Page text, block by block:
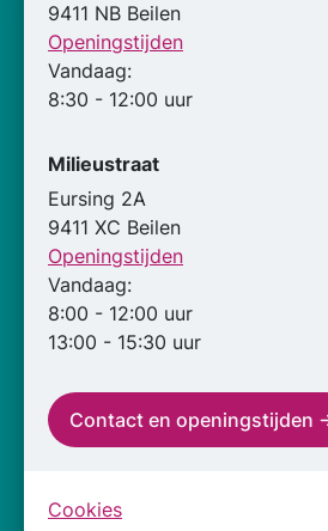
9411 NB Beilen
Openingstijden
Vandaag:
8:30 - 12:00 uur
Milieustraat
Eursing 2A
9411 XC Beilen
Openingstijden
Vandaag:
8:00 - 12:00 uur
13:00 - 15:30 uur
Contact en openingstijden
Cookies